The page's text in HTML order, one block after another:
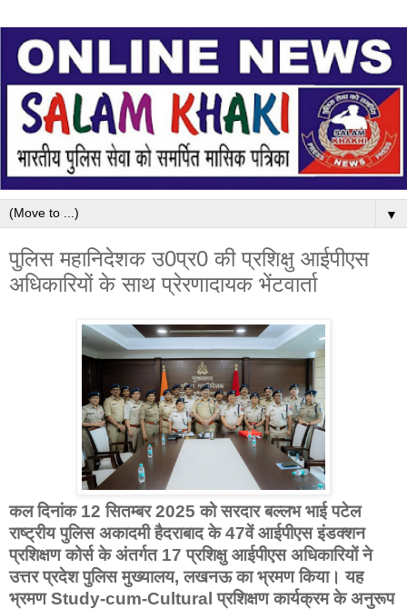
▼
पुलिस महानिदेशक उ0प्र0 की प्रशिक्षु आईपीएस
अधिकारियों के साथ प्रेरणादायक भेंटवार्ता
कल दिनांक12 सितम्बर 2025 को सरदार बल्लभ भाई पटेल
राष्ट्रीय पुलिस अकादमी हैदराबाद के47वें आईपीएस इंडक्शन
प्रशिक्षण कोर्सके अंतर्गत 17 प्रशिक्षु आईपीएस अधिकारियों ने
उत्तर प्रदेश पुलिस मुख्यालय, लखनऊ का भ्रमण किया। यह
भ्रमणStudy-cum-Cultural प्रशिक्षण कार्यक्रमके अनुरूप